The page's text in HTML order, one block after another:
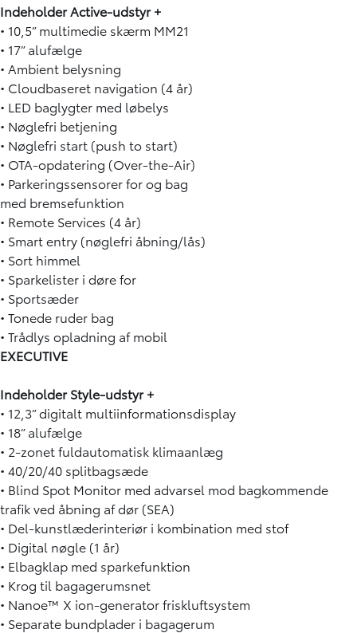
Indeholder Active-udstyr +
• 10,5” multimedie skærm MM21
• 17” alufælge
• Ambient belysning
• Cloudbaseret navigation (4 år)
• LED baglygter med løbelys
• Nøglefri betjening
• Nøglefri start (push to start)
• OTA-opdatering (Over-the-Air)
• Parkeringssensorer for og bag
med bremsefunktion
• Remote Services (4 år)
• Smart entry (nøglefri åbning/lås)
• Sort himmel
• Sparkelister i døre for
• Sportsæder
• Tonede ruder bag
• Trådlys opladning af mobil
EXECUTIVE
Indeholder Style-udstyr +
• 12,3” digitalt multiinformationsdisplay
• 18” alufælge
• 2-zonet fuldautomatisk klimaanlæg
• 40/20/40 splitbagsæde
• Blind Spot Monitor med advarsel mod bagkommende
trafik ved åbning af dør (SEA)
• Del-kunstlæderinteriør i kombination med stof
• Digital nøgle (1 år)
• Elbagklap med sparkefunktion
• Krog til bagagerumsnet
• Nanoe™ X ion-generator friskluftsystem
• Separate bundplader i bagagerum